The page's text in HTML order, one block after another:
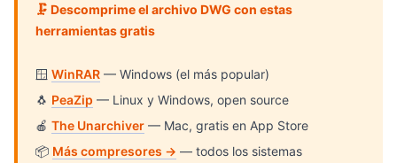
🗜️ Descomprime el archivo DWG con estas
herramientas gratis
🪟 WinRAR — Windows (el más popular)
🐧 PeaZip — Linux y Windows, open source
🍎 The Unarchiver — Mac, gratis en App Store
📦 Más compresores → — todos los sistemas